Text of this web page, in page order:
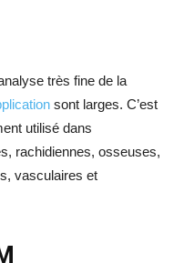
très fine de la
sont larges. C’est
utilisé dans
rachidiennes, osseuses,
vasculaires et